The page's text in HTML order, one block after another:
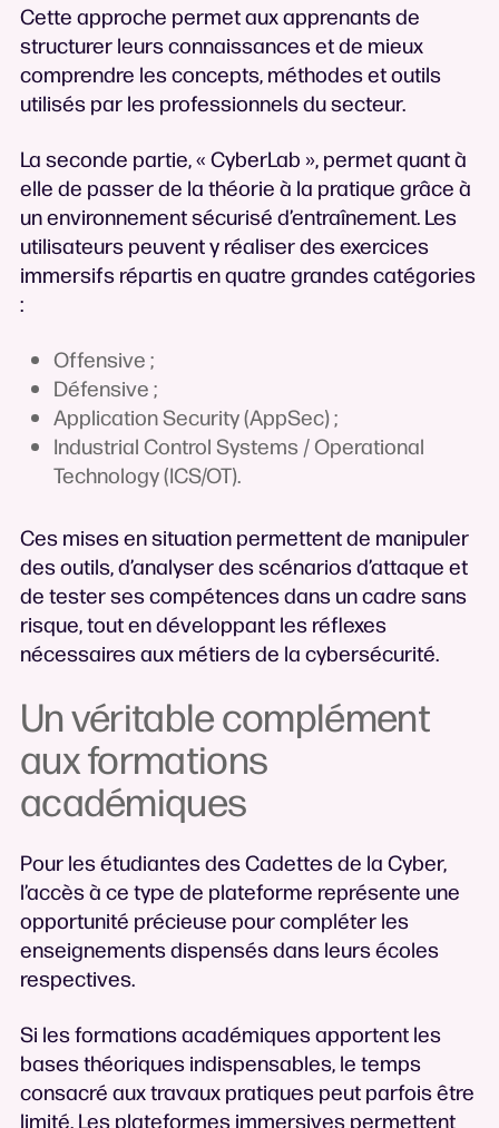
Cette approche permet aux apprenants de
structurer leurs connaissances et de mieux
comprendre les concepts, méthodes et outils
utilisés par les professionnels du secteur.
La seconde partie, « CyberLab », permet quant à
elle de passer de la théorie à la pratique grâce à
un environnement sécurisé d’entraînement. Les
utilisateurs peuvent y réaliser des exercices
immersifs répartis en quatre grandes catégories
:
Offensive ;
Défensive ;
Application Security (AppSec) ;
Industrial Control Systems / Operational
Technology (ICS/OT).
Ces mises en situation permettent de manipuler
des outils, d’analyser des scénarios d’attaque et
de tester ses compétences dans un cadre sans
risque, tout en développant les réflexes
nécessaires aux métiers de la cybersécurité.
Un véritable complément
aux formations
académiques
Pour les étudiantes des Cadettes de la Cyber,
l’accès à ce type de plateforme représente une
opportunité précieuse pour compléter les
enseignements dispensés dans leurs écoles
respectives.
Si les formations académiques apportent les
bases théoriques indispensables, le temps
consacré aux travaux pratiques peut parfois être
limité. Les plateformes immersives permettent